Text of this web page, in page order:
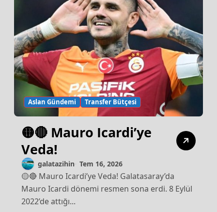
Aslan Gündemi Transfer Bütçesi
🟡🔴 Mauro Icardi’ye
Veda!
galatazihin Tem 16, 2026
🟡🔴 Mauro Icardi’ye Veda! Galatasaray’da
Mauro Icardi dönemi resmen sona erdi. 8 Eylül
2022’de attığı...